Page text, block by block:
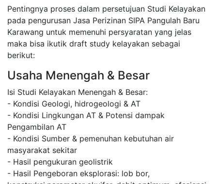
Pentingnya proses dalam persetujuan Studi Kelayakan
pada pengurusan Jasa Perizinan SIPA Pangulah Baru
Karawang untuk memenuhi persyaratan yang jelas
maka bisa ikutik draft study kelayakan sebagai
berikut:
Usaha Menengah & Besar
Isi Studi Kelayakan Menengah & Besar:
- Kondisi Geologi, hidrogeologi & AT
- Kondisi Lingkungan AT & Potensi dampak
Pengambilan AT
- Kondisi Sumber & pemenuhan kebutuhan air
masyarakat sekitar
- Hasil pengukuran geolistrik
- Hasil Pengeboran eksplorasi: lob bor,